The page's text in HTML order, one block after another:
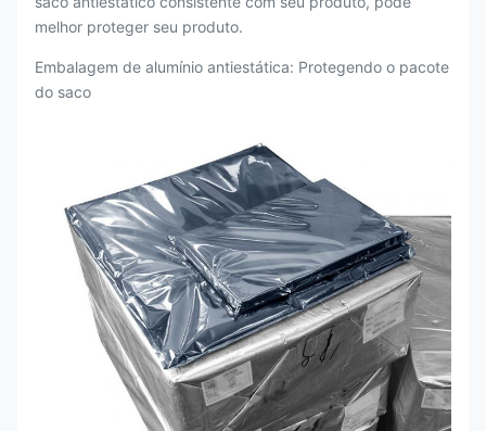
melhor proteger seu produto.
Embalagem de alumínio antiestática: Protegendo o pacote
do saco